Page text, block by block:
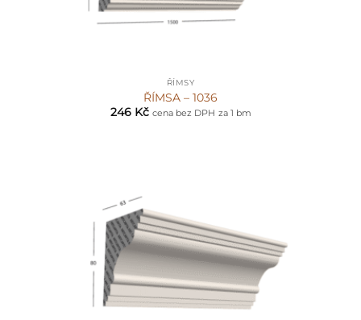
ŘÍMSY
ŘÍMSA – 1036
246 Kč cena bez DPH za 1 bm